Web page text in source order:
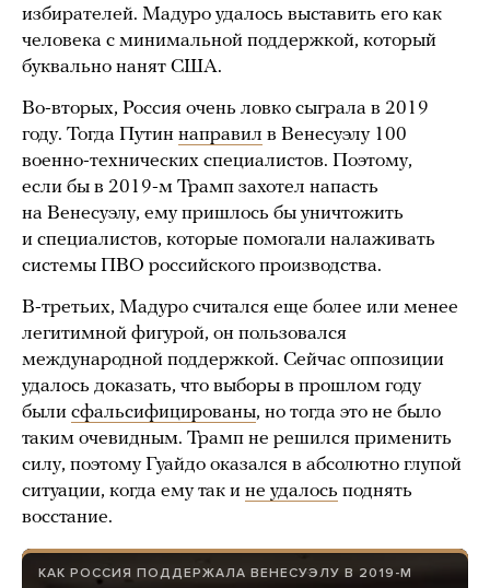
избирателей. Мадуро удалось выставить его как
человека с минимальной поддержкой, который
буквально нанят США.
Во-вторых, Россия очень ловко сыграла в 2019
году. Тогда Путин направил в Венесуэлу 100
военно-технических специалистов. Поэтому,
если бы в 2019-м Трамп захотел напасть
на Венесуэлу, ему пришлось бы уничтожить
и специалистов, которые помогали налаживать
системы ПВО российского производства.
В-третьих, Мадуро считался еще более или менее
легитимной фигурой, он пользовался
международной поддержкой. Сейчас оппозиции
удалось доказать, что выборы в прошлом году
были сфальсифицированы, но тогда это не было
таким очевидным. Трамп не решился применить
силу, поэтому Гуайдо оказался в абсолютно глупой
ситуации, когда ему так и не удалось поднять
восстание.
КАК РОССИЯ ПОДДЕРЖАЛА ВЕНЕСУЭЛУ В 2019-М